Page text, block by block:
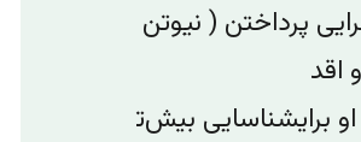
پرداختن ( نیوتن
و اقد
او برایشناسایی بیش‌ت